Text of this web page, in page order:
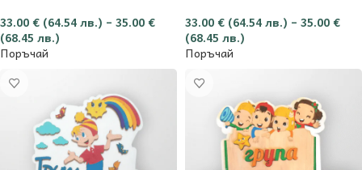
33.00 € (64.54 лв.) – 35.00 €
(68.45 лв.)
Поръчай
33.00 € (64.54 лв.) – 35.00 €
(68.45 лв.)
Поръчай